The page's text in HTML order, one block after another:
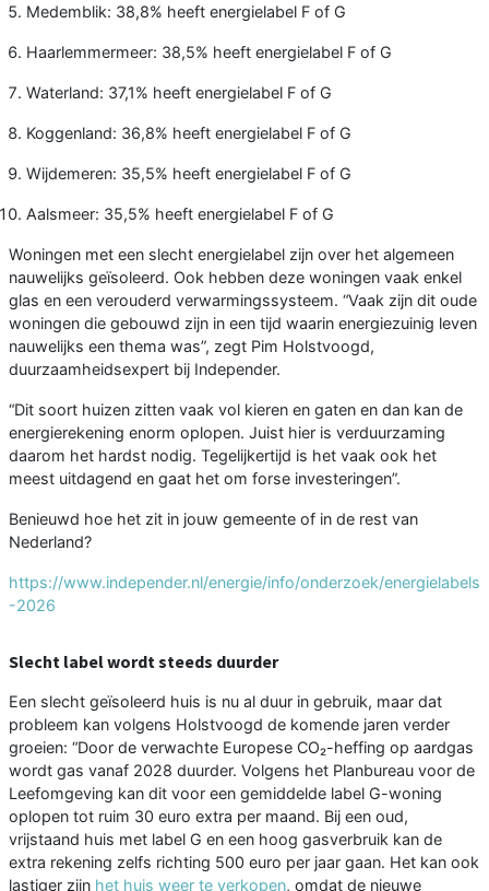
Medemblik: 38,8% heeft energielabel F of G
Haarlemmermeer: 38,5% heeft energielabel F of G
Waterland: 37,1% heeft energielabel F of G
Koggenland: 36,8% heeft energielabel F of G
Wijdemeren: 35,5% heeft energielabel F of G
Aalsmeer: 35,5% heeft energielabel F of G
Woningen met een slecht energielabel zijn over het algemeen
nauwelijks geïsoleerd. Ook hebben deze woningen vaak enkel
glas en een verouderd verwarmingssysteem. “Vaak zijn dit oude
woningen die gebouwd zijn in een tijd waarin energiezuinig leven
nauwelijks een thema was”, zegt Pim Holstvoogd,
duurzaamheidsexpert bij Independer.
“Dit soort huizen zitten vaak vol kieren en gaten en dan kan de
energierekening enorm oplopen. Juist hier is verduurzaming
daarom het hardst nodig. Tegelijkertijd is het vaak ook het
meest uitdagend en gaat het om forse investeringen”.
Benieuwd hoe het zit in jouw gemeente of in de rest van
Nederland?
https://www.independer.nl/energie/info/onderzoek/energielabels
-2026
Slecht label wordt steeds duurder
Een slecht geïsoleerd huis is nu al duur in gebruik, maar dat
probleem kan volgens Holstvoogd de komende jaren verder
groeien: “Door de verwachte Europese CO₂-heffing op aardgas
wordt gas vanaf 2028 duurder. Volgens het Planbureau voor de
Leefomgeving kan dit voor een gemiddelde label G-woning
oplopen tot ruim 30 euro extra per maand. Bij een oud,
vrijstaand huis met label G en een hoog gasverbruik kan de
extra rekening zelfs richting 500 euro per jaar gaan. Het kan ook
lastiger zijn het huis weer te verkopen, omdat de nieuwe